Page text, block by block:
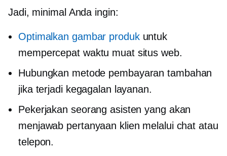
Jadi, minimal Anda ingin:
Optimalkan gambar produkuntuk
mempercepat waktu muat situs web.
Hubungkan metode pembayaran tambahan
jika terjadi kegagalan layanan.
Pekerjakan seorang asisten yang akan
menjawab pertanyaan klien melalui chat atau
telepon.